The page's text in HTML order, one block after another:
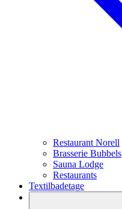
Restaurant Norell
Brasserie Bubbels
Sauna Lodge
Restaurants
Textilbadetage